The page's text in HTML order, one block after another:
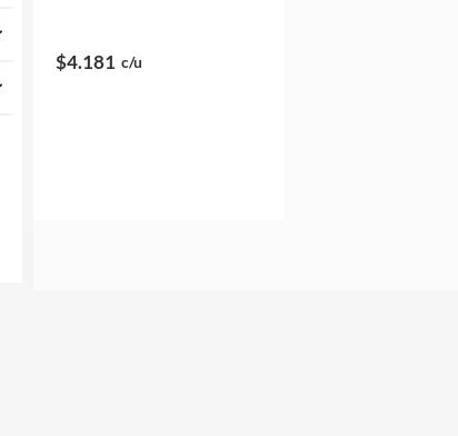
$4.181 c/u